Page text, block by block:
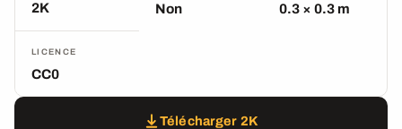
2K Non 0.3 × 0.3 m
LICENCE
CC0
Télécharger 2K